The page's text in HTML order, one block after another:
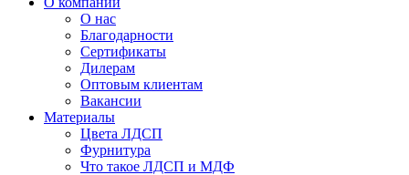
О нас
Благодарности
Сертификаты
Дилерам
Оптовым клиентам
Вакансии
Материалы
Цвета ЛДСП
Фурнитура
Что такое ЛДСП и МДФ